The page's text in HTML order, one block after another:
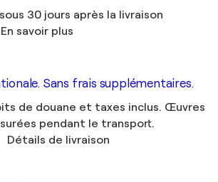
30 jours après la livraison
En savoir plus
Sans frais supplémentaires.
de douane et taxes inclus. Œuvres
pendant le transport.
Détails de livraison